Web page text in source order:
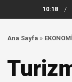
10:18
/
Ana Sayfa » EKONOMİ